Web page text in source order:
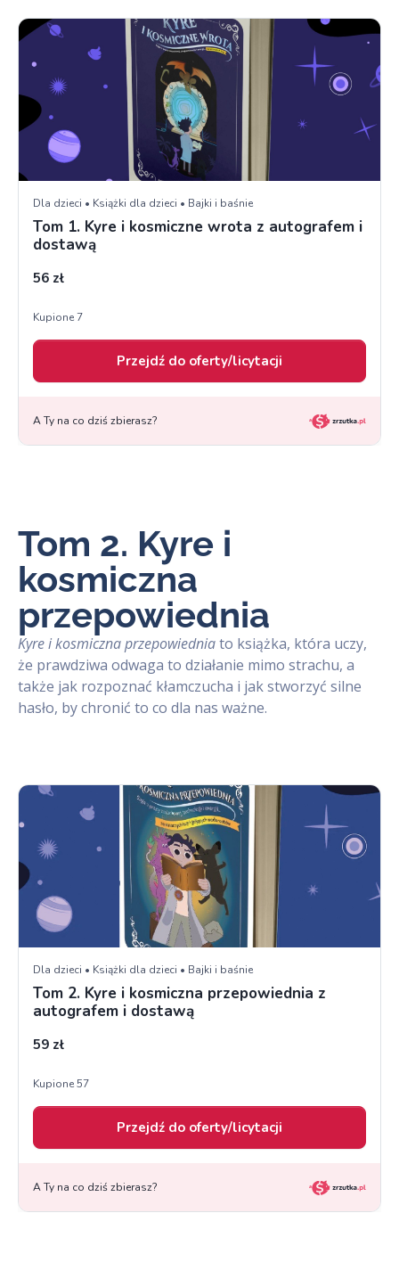
Tom 2. Kyre i
kosmiczna
przepowiednia
Kyre i kosmiczna przepowiedniato książka, która uczy,
że prawdziwa odwaga to działanie mimo strachu, a
także jak rozpoznać kłamczucha i jak stworzyć silne
hasło, by chronić to co dla nas ważne.